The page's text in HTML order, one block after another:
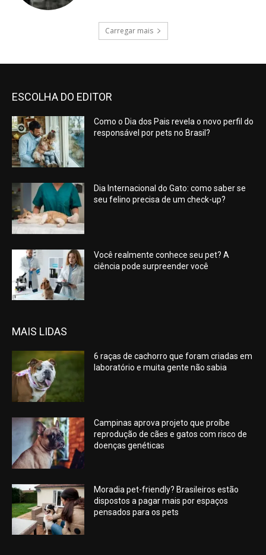
Carregar mais
ESCOLHA DO EDITOR
Como o Dia dos Pais revela o novo perfil do
responsável por pets no Brasil?
Dia Internacional do Gato: como saber se
seu felino precisa de um check-up?
Você realmente conhece seu pet? A
ciência pode surpreender você
MAIS LIDAS
6 raças de cachorro que foram criadas em
laboratório e muita gente não sabia
Campinas aprova projeto que proíbe
reprodução de cães e gatos com risco de
doenças genéticas
Moradia pet-friendly? Brasileiros estão
dispostos a pagar mais por espaços
pensados para os pets